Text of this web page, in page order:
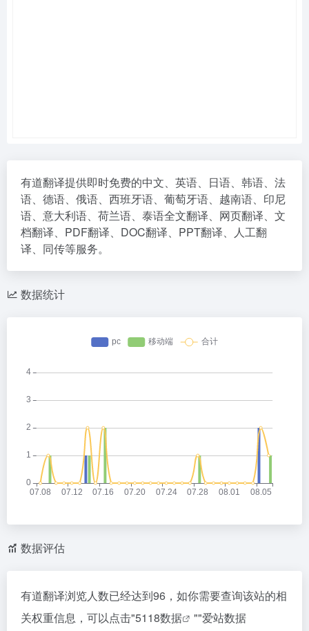
有道翻译提供即时免费的中文、英语、日语、韩语、法
语、德语、俄语、西班牙语、葡萄牙语、越南语、印尼
语、意大利语、荷兰语、泰语全文翻译、网页翻译、文
档翻译、PDF翻译、DOC翻译、PPT翻译、人工翻
译、同传等服务。
数据统计
数据评估
有道翻译浏览人数已经达到96，如你需要查询该站的相
关权重信息，可以点击"5118数据 ""爱站数据